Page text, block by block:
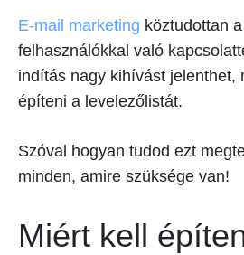
E-mail marketing köztudottan
felhasználókkal való
indítás nagy kihívást jelenthet,
építeni a levelezőlistát.
Szóval hogyan tudod ezt
minden, amire szüksége van!
Miért kell